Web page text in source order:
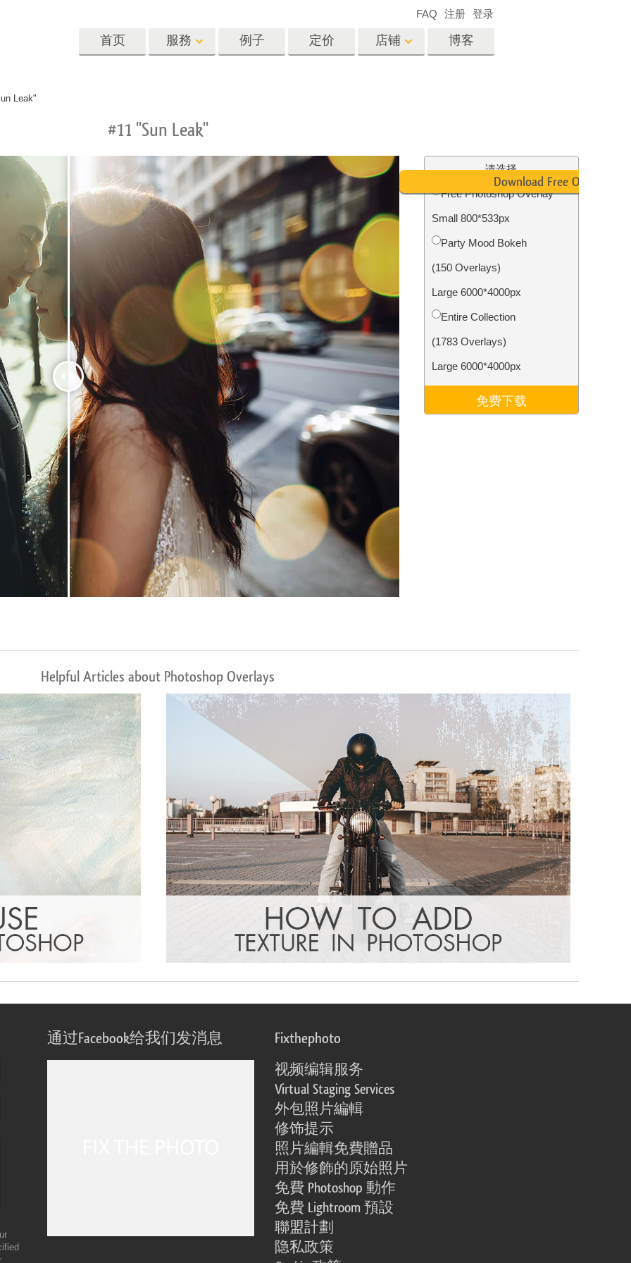
首页 服務
片编辑服务 人工智能生成的服装模型 图像处理服务 照片修复服务
修图服务 珠宝修饰服务 AI训练数据 Video Editing Services
例子 定价 店铺
预设
Photoshop 动作
Photoshop 疊加
Photoshop 紋理
Ps 动作 整个合集
Ps覆盖整个收藏
情人节贺卡
婚礼请柬
儿童生日请柬
博客
FAQ 注册 登录
Leak"
#11 "Sun Leak"
请选择
Free Photoshop Overlay
Small 800*533px
Party Mood Bokeh
(150 Overlays)
Large 6000*4000px
Entire Collection
(1783 Overlays)
Large 6000*4000px
免费下载
Download Free Overlay
Helpful Articles about Photoshop Overlays
通过Facebook给我们发消息 Fixthephoto
视频编辑服务
Virtual Staging Services
外包照片編輯
修饰提示
照片編輯免費贈品
用於修飾的原始照片
免費 Photoshop 動作
免費 Lightroom 預設
聯盟計劃
隐私政策